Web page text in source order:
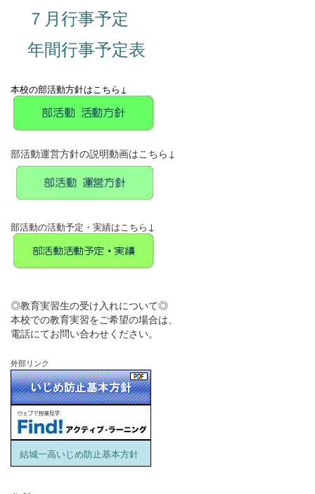
７月行事予定
年間行事予定表
本校の部活動方針はこちら↓
部活動運営方針の説明動画はこちら↓
部活動の活動予定・実績はこちら ↓
◎教育実習生の受け入れについて◎
本校での教育実習をご希望の場合は、
電話にてお問い合わせください。
外部リンク
結城一高いじめ防止基本方針